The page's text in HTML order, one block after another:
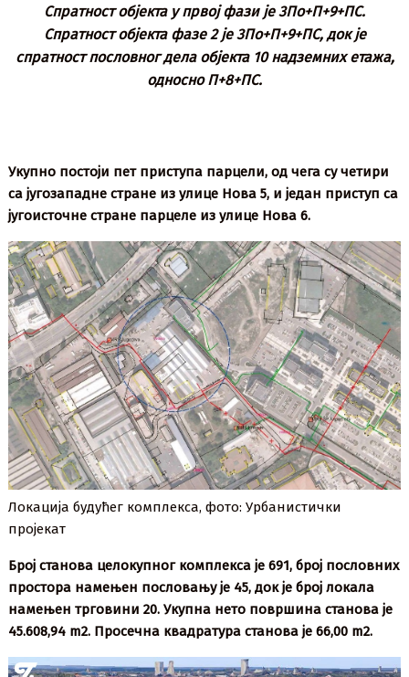
Спратност објекта у првој фази је 3По+П+9+ПС.
Спратност објекта фазе 2 је 3По+П+9+ПС, док је
спратност пословног дела објекта 10 надземних етажа,
односно П+8+ПС.
Укупно постоји пет приступа парцели, од чега су четири
са југозападне стране из улице Нова 5, и један приступ са
југоисточне стране парцеле из улице Нова 6.
Локација будућег комплекса, фото: Урбанистички
пројекат
Број станова целокупног комплекса је 691, број пословних
простора намењен пословању је 45, док је број локала
намењен трговини 20. Укупна нето површина станова је
45.608,94 m2. Просечна квадратура станова је 66,00 m2.